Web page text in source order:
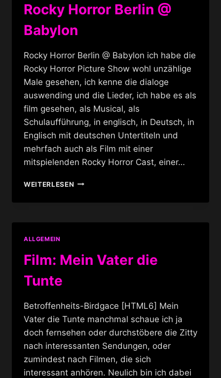
Rocky Horror Berlin @
Babylon
Rocky Horror Berlin @ Babylon ich habe die
Rocky Horror Picture Show wohl unzählige
Male gesehen, ich kenne die dialoge
auswending und die Lieder, ich habe es als
film gesehen, als Musical, als
Schulaufführung, in englisch, in Deutsch, in
Englisch mit deutschen Untertiteln und
mehrfach auch als Film mit einer
mitspielenden Rocky Horror Cast, einer…
WEITERLESENROCKY
BERLIN
BABYLON
ALLGEMEIN
Film: Mein Vater die
Tunte
Betroffenheits-Birdgace [HTML6] Mein
Vater die Tunte manchmal schaue ich ja
doch fernsehen oder durchstöbere die Zitty
nach interessanten Sendungen, oder
zumindest nach Filmen, die sich
interessant anhören. Neulich bin ich dabei